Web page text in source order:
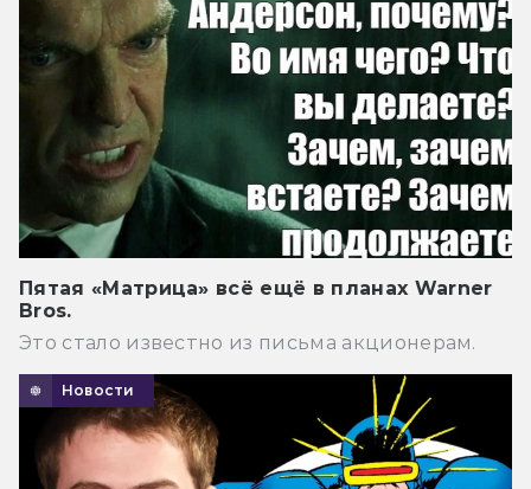
Пятая «Матрица» всё ещё в планах Warner
Bros.
Это стало известно из письма акционерам.
Новости